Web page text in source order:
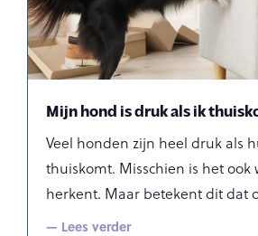
Mijn hond is druk als ik
Veel honden zijn heel druk als
thuiskomt. Misschien is het ook
herkent. Maar betekent dit dat
— Lees verder